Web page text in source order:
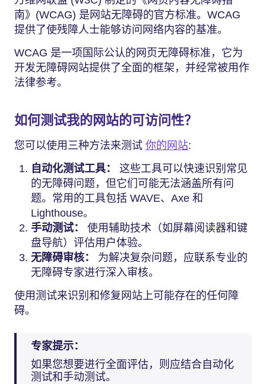
南》(WCAG) 是网站无障碍的官方标准。WCAG
提供了使残障人士能够访问网络内容的基准。
WCAG 是一项国际公认的网页无障碍标准，它为
开发无障碍网站提供了全面的框架，并经常被用作
法律参考。
如何测试我的网站的可访问性？
您可以使用三种方法来测试 你的网站:
自动化测试工具：
这些工具可以快速识别常见
的无障碍问题，但它们可能无法涵盖所有问
题。常用的工具包括 WAVE、Axe 和
Lighthouse。
手动测试：
使用辅助技术（如屏幕阅读器和键
盘导航）评估用户体验。
无障碍审核：
为解决复杂问题，应联系专业的
无障碍专家进行深入审核。
使用测试来识别和修复网站上可能存在的任何障
碍。
专家提示：
如果您想要进行全面评估，则应结合自动化
测试和手动测试。